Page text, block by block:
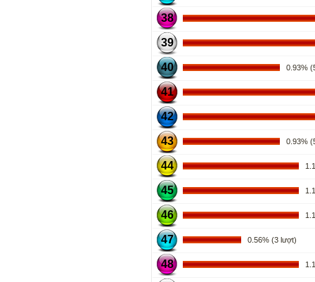
38
39
40 0.93%
41
42
43 0.93%
44
45
46
47 0.56% (3 lượt)
48